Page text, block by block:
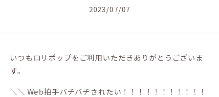
2023/07/07
いつもロリポップをご利用いただきありがとうございま
す。
＼＼ Web拍手パチパチされたい！！！！！！！！！！！